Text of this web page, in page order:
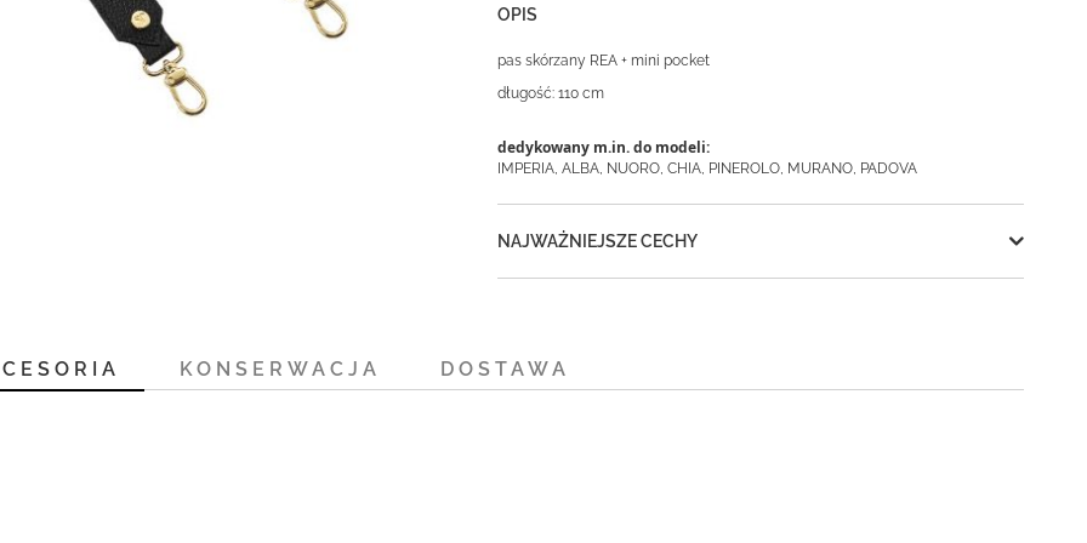
OPIS
pas skórzany REA + mini pocket
długość: 110 cm
dedykowany m.in. do modeli:
IMPERIA, ALBA, NUORO, CHIA, PINEROLO, MURANO, PADOVA
NAJWAŻNIEJSZE CECHY
KONSERWACJA DOSTAWA